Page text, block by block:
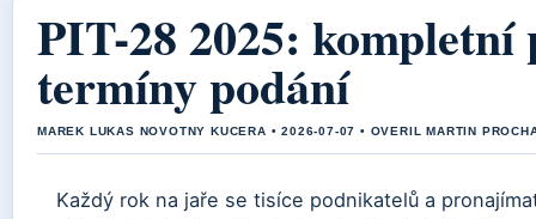
PIT-28 2025:
termíny podání
MAREK LUKAS NOVOTNY KUCERA • 2026-07-07 • OVERIL MARTIN
Každý rok na jaře se tisíce podnikatelů a